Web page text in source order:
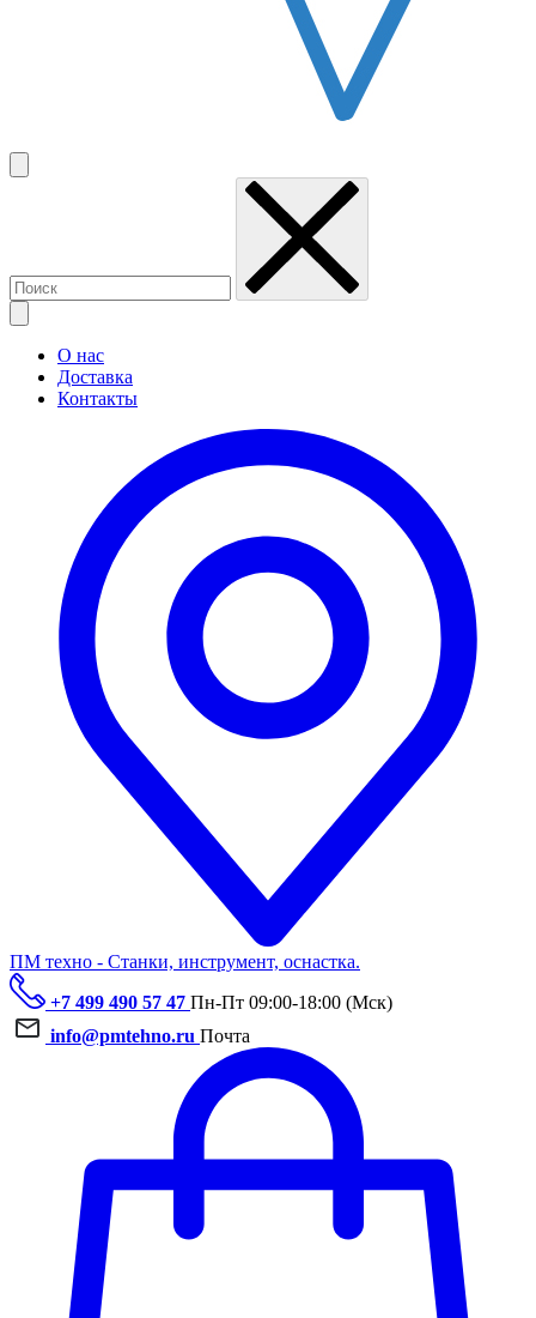
О нас
Доставка
Контакты
ПМ техно - Станки, инструмент, оснастка.
+7 499 490 57 47 Пн-Пт 09:00-18:00 (Мск)
info@pmtehno.ru Почта